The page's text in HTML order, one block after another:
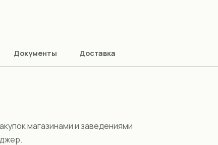
Документы Доставка
магазинами и заведениями